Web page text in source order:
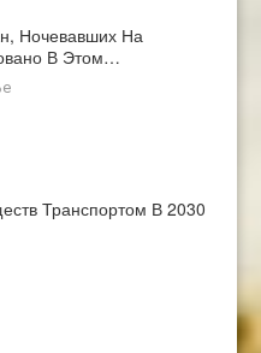
Ночевавших На
В Этом…
Транспортом В 2030